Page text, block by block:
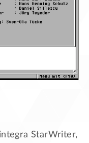
StarWriter,